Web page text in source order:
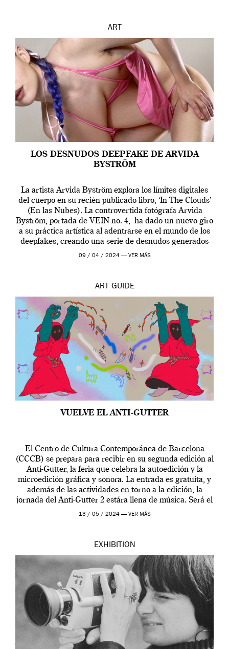
ART
LOS DESNUDOS DEEPFAKE DE ARVIDA
BYSTRÖM
La artista Arvida Byström explora los límites digitales
del cuerpo en su recién publicado libro, ‘In The Clouds’
(En las Nubes). La controvertida fotógrafa Arvida
Byström, portada de VEIN no. 4, ha dado un nuevo giro
a su práctica artística al adentrarse en el mundo de los
deepfakes, creando una serie de desnudos generados
por […]
09 / 04 / 2024 — VER MÁS
ART GUIDE
VUELVE EL ANTI-GUTTER
El Centro de Cultura Contemporánea de Barcelona
(CCCB) se prepara para recibir en su segunda edición al
Anti-Gutter, la feria que celebra la autoedición y la
microedición gráfica y sonora. La entrada es gratuita, y
además de las actividades en torno a la edición, la
jornada del Anti-Gutter 2 estára llena de música. Será el
[…]
13 / 05 / 2024 — VER MÁS
EXHIBITION